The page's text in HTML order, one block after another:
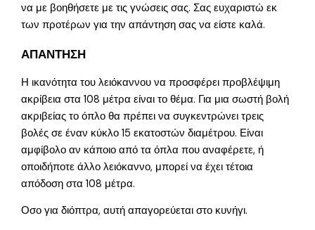
να με βοηθήσετε με τις γνώσεις σας. Σας ευχαριστώ εκ
των προτέρων για την απάντηση σας να είστε καλά.
ΑΠΑΝΤΗΣΗ
Η ικανότητα του λειόκαννου να προσφέρει προβλέψιμη
ακρίβεια στα 108 μέτρα είναι το θέμα. Για μια σωστή βολή
ακριβείας το όπλο θα πρέπει να συγκεντρώνει τρεις
βολές σε έναν κύκλο 15 εκατοστών διαμέτρου. Είναι
αμφίβολο αν κάποιο από τα όπλα που αναφέρετε, ή
οποιδήποτε άλλο λειόκαννο, μπορεί να έχει τέτοια
απόδοση στα 108 μέτρα.
Οσο για διόπτρα, αυτή απαγορεύεται στο κυνήγι.